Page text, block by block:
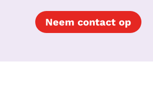
Neem contact op